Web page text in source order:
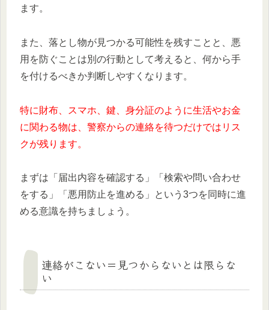
ます。
また、落とし物が見つかる可能性を残すことと、悪
用を防ぐことは別の行動として考えると、何から手
を付けるべきか判断しやすくなります。
特に財布、スマホ、鍵、身分証のように生活やお金
に関わる物は、警察からの連絡を待つだけではリス
クが残ります。
まずは「届出内容を確認する」「検索や問い合わせ
をする」「悪用防止を進める」という3つを同時に進
める意識を持ちましょう。
連絡がこない＝見つからないとは限らな
い